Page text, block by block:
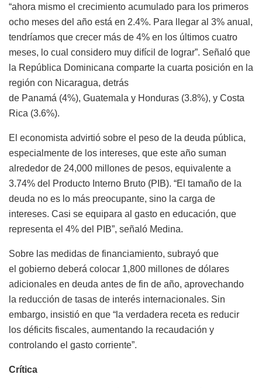
“ahora mismo el crecimiento acumulado para los primeros
ocho meses del año está en 2.4%. Para llegar al 3% anual,
tendríamos que crecer más de 4% en los últimos cuatro
meses, lo cual considero muy difícil de lograr”. Señaló que
la República Dominicana comparte la cuarta posición en la
región con Nicaragua, detrás
de Panamá (4%), Guatemala y Honduras (3.8%), y Costa
Rica (3.6%).
El economista advirtió sobre el peso de la deuda pública,
especialmente de los intereses, que este año suman
alrededor de 24,000 millones de pesos, equivalente a
3.74% del Producto Interno Bruto (PIB). “El tamaño de la
deuda no es lo más preocupante, sino la carga de
intereses. Casi se equipara al gasto en educación, que
representa el 4% del PIB”, señaló Medina.
Sobre las medidas de financiamiento, subrayó que
el gobierno deberá colocar 1,800 millones de dólares
adicionales en deuda antes de fin de año, aprovechando
la reducción de tasas de interés internacionales. Sin
embargo, insistió en que “la verdadera receta es reducir
los déficits fiscales, aumentando la recaudación y
controlando el gasto corriente”.
Crítica